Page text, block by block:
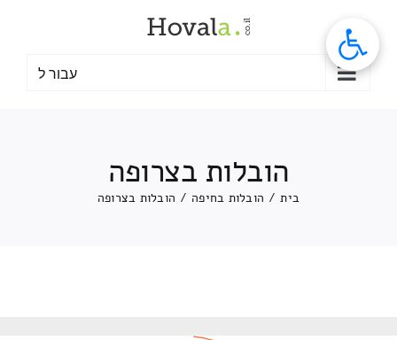
עבור ל
הובלות בצרופה
בית / הובלות בחיפה / הובלות בצרופה